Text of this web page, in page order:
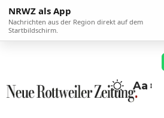
NRWZ als App
Nachrichten aus der Region direkt auf dem
Startbildschirm.
Aa